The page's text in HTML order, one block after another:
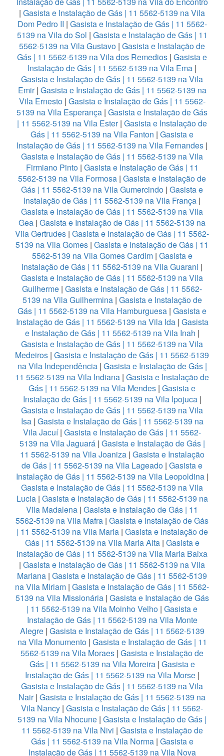
| Gasista e Instalação de Gás | 11 5562-5139 na Vila
Dom Pedro II | Gasista e Instalação de Gás | 11 5562-
5139 na Vila do Sol | Gasista e Instalação de Gás | 11
5562-5139 na Vila Gustavo | Gasista e Instalação de
Gás | 11 5562-5139 na Vila dos Remedios | Gasista e
Instalação de Gás | 11 5562-5139 na Vila Ema |
Gasista e Instalação de Gás | 11 5562-5139 na Vila
Emir| Gasista e Instalação de Gás | 11 5562-5139 na
Vila Ernesto| Gasista e Instalação de Gás | 11 5562-
5139 na Vila Esperança | Gasista e Instalação de Gás
| 11 5562-5139 na Vila Ester| Gasista e Instalação de
Gás | 11 5562-5139 na Vila Fanton | Gasista e
Instalação de Gás | 11 5562-5139 na Vila Fernandes |
Gasista e Instalação de Gás | 11 5562-5139 na Vila
Firmiano Pinto| Gasista e Instalação de Gás | 11
5562-5139 na Vila Formosa | Gasista e Instalação de
Gás | 11 5562-5139 na Vila Gumercindo | Gasista e
Instalação de Gás | 11 5562-5139 na Vila França |
Gasista e Instalação de Gás | 11 5562-5139 na Vila
Gea | Gasista e Instalação de Gás | 11 5562-5139 na
Vila Gertrudes | Gasista e Instalação de Gás | 11 5562-
5139 na Vila Gomes | Gasista e Instalação de Gás | 11
5562-5139 na Vila Gomes Cardim| Gasista e
Instalação de Gás | 11 5562-5139 na Vila Guarani |
Gasista e Instalação de Gás | 11 5562-5139 na Vila
Guilherme | Gasista e Instalação de Gás | 11 5562-
5139 na Vila Guilhermina| Gasista e Instalação de
Gás | 11 5562-5139 na Vila Hamburguesa | Gasista e
Instalação de Gás | 11 5562-5139 na Vila Ida| Gasista
e Instalação de Gás | 11 5562-5139 na Vila Inah |
Gasista e Instalação de Gás | 11 5562-5139 na Vila
Medeiros | Gasista e Instalação de Gás | 11 5562-5139
na Vila Independência| Gasista e Instalação de Gás |
11 5562-5139 na Vila Indiana | Gasista e Instalação de
Gás | 11 5562-5139 na Vila Mendes | Gasista e
Instalação de Gás | 11 5562-5139 na Vila Ipojuca|
Gasista e Instalação de Gás | 11 5562-5139 na Vila
Isa| Gasista e Instalação de Gás | 11 5562-5139 na
Vila Jacuí| Gasista e Instalação de Gás | 11 5562-
5139 na Vila Jaguará| Gasista e Instalação de Gás |
11 5562-5139 na Vila Joaniza| Gasista e Instalação
de Gás | 11 5562-5139 na Vila Lageado | Gasista e
Instalação de Gás | 11 5562-5139 na Vila Leopoldina|
Gasista e Instalação de Gás | 11 5562-5139 na Vila
Lucia| Gasista e Instalação de Gás | 11 5562-5139 na
Vila Madalena | Gasista e Instalação de Gás | 11
5562-5139 na Vila Mafra | Gasista e Instalação de Gás
| 11 5562-5139 na Vila Maria| Gasista e Instalação de
Gás | 11 5562-5139 na Vila Maria Alta| Gasista e
Instalação de Gás | 11 5562-5139 na Vila Maria Baixa
| Gasista e Instalação de Gás | 11 5562-5139 na Vila
Mariana | Gasista e Instalação de Gás | 11 5562-5139
na Vila Miriam | Gasista e Instalação de Gás | 11 5562-
5139 na Vila Missionária| Gasista e Instalação de Gás
| 11 5562-5139 na Vila Moinho Velho | Gasista e
Instalação de Gás | 11 5562-5139 na Vila Monte
Alegre| Gasista e Instalação de Gás | 11 5562-5139
na Vila Monumento| Gasista e Instalação de Gás | 11
5562-5139 na Vila Moraes | Gasista e Instalação de
Gás | 11 5562-5139 na Vila Moreira| Gasista e
Instalação de Gás | 11 5562-5139 na Vila Morse|
Gasista e Instalação de Gás | 11 5562-5139 na Vila
Nair| Gasista e Instalação de Gás | 11 5562-5139 na
Vila Nancy | Gasista e Instalação de Gás | 11 5562-
5139 na Vila Nhocune | Gasista e Instalação de Gás |
11 5562-5139 na Vila Nivi | Gasista e Instalação de
Gás | 11 5562-5139 na Vila Norma| Gasista e
Instalação de Gás | 11 5562-5139 na Vila Nova